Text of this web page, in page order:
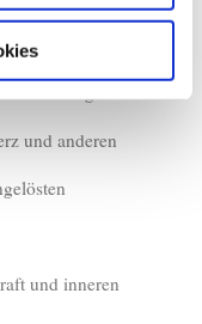
zur ursprünglichen
Gefühlslage.
und anderen
und inneren